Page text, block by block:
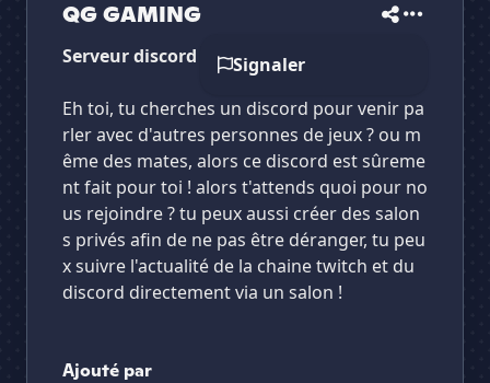
QG GAMING
Signaler
Serveur discord communautaire chill
Eh toi, tu cherches un discord pour venir pa
rler avec d'autres personnes de jeux ? ou m
ême des mates, alors ce discord est sûreme
nt fait pour toi ! alors t'attends quoi pour no
us rejoindre ? tu peux aussi créer des salon
s privés afin de ne pas être déranger, tu peu
x suivre l'actualité de la chaine twitch et du
discord directement via un salon !
Ajouté par